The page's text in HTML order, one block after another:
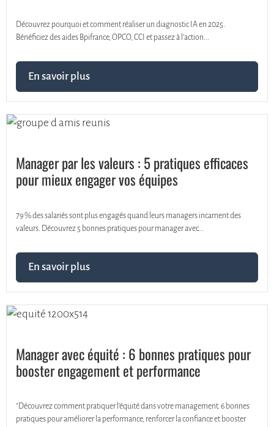
Découvrez pourquoi et comment réaliser un diagnostic IA en 2025.
Bénéficiez des aides Bpifrance, OPCO, CCI et passez à l’action...
En savoir plus
Manager par les valeurs : 5 pratiques efficaces
pour mieux engager vos équipes
79 % des salariés sont plus engagés quand leurs managers incarnent des
valeurs. Découvrez 5 bonnes pratiques pour manager avec...
En savoir plus
Manager avec équité : 6 bonnes pratiques pour
booster engagement et performance
"Découvrez comment pratiquer l’équité dans votre management. 6 bonnes
pratiques pour améliorer la performance, renforcer la confiance et booster